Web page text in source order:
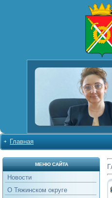
Главная
МЕНЮ САЙТА
Новости
О Тяжинском округе